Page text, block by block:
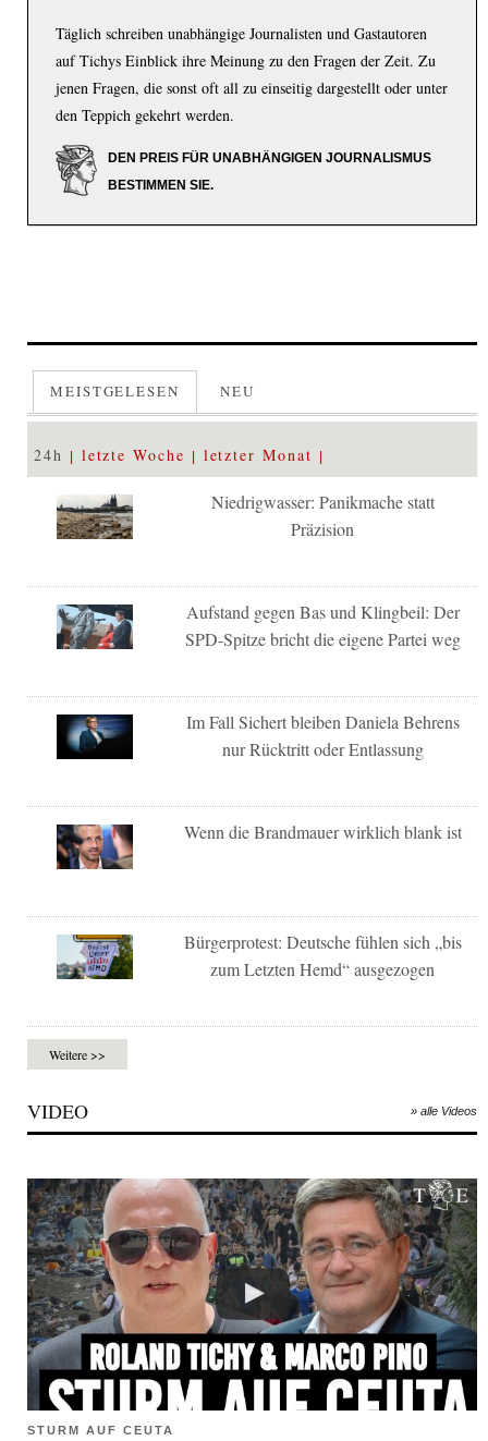
Täglich schreiben unabhängige Journalisten und Gastautoren
auf Tichys Einblick ihre Meinung zu den Fragen der Zeit. Zu
jenen Fragen, die sonst oft all zu einseitig dargestellt oder unter
den Teppich gekehrt werden.
DEN PREIS FÜR UNABHÄNGIGEN JOURNALISMUS
BESTIMMEN SIE.
MEISTGELESEN NEU
24h letzte Woche letzter Monat
Niedrigwasser: Panikmache statt
Präzision
Aufstand gegen Bas und Klingbeil: Der
SPD-Spitze bricht die eigene Partei weg
Im Fall Sichert bleiben Daniela Behrens
nur Rücktritt oder Entlassung
Wenn die Brandmauer wirklich blank ist
Bürgerprotest: Deutsche fühlen sich „bis
zum Letzten Hemd“ ausgezogen
Weitere >>
VIDEO » alle Videos
STURM AUF CEUTA